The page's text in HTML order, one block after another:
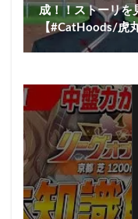
成！！ストーリを
【#CatHoods/虎丸